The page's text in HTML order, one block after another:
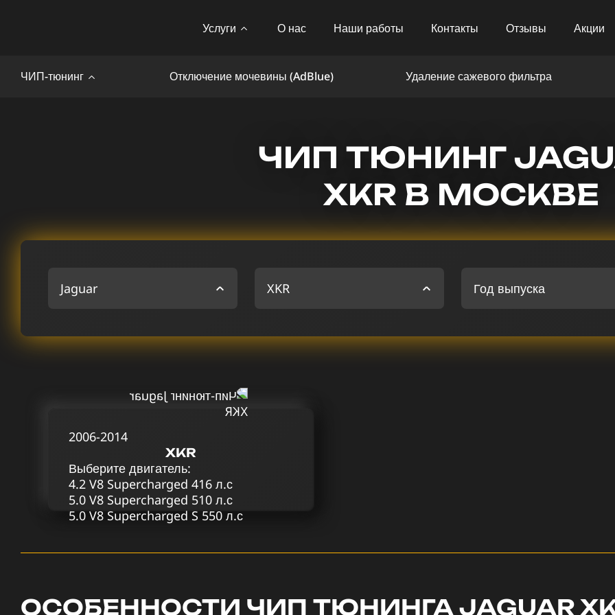
Услуги О нас Наши работы Контакты Отзывы Акции
ЧИП-тюнинг Отключение мочевины (AdBlue) Удаление сажевого фильтра
ЧИП ТЮНИНГ
XKR В МОСКВЕ
Jaguar XKR Год выпуска
2006-2014
XKR
Выберите двигатель:
4.2 V8 Supercharged 416 л.с
5.0 V8 Supercharged 510 л.с
5.0 V8 Supercharged S 550 л.с
ОСОБЕННОСТИ ЧИП ТЮНИНГА JAGUAR